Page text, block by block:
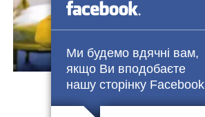
Ми будемо вдячні вам,
якщо Ви вподобаєте
нашу сторінку Facebook